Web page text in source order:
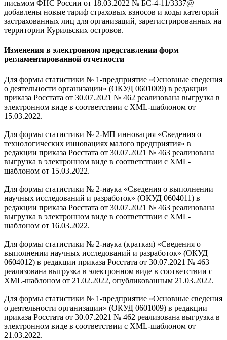
письмом ФНС России от 18.03.2022 № БС-4-11/3337@
добавлены новые тариф страховых взносов и коды категорий
застрахованных лиц для организаций, зарегистрированных на
территории Курильских островов.
Изменения в электронном представлении форм
регламентированной отчетности
Для формы статистики № 1-предприятие «Основные сведения
о деятельности организации» (ОКУД 0601009) в редакции
приказа Росстата от 30.07.2021 № 462 реализована выгрузка в
электронном виде в соответствии с XML-шаблоном от
15.03.2022.
Для формы статистики № 2-МП инновация «Сведения о
технологических инновациях малого предприятия» в
редакции приказа Росстата от 30.07.2021 № 463 реализована
выгрузка в электронном виде в соответствии с XML-
шаблоном от 15.03.2022.
Для формы статистики № 2-наука «Сведения о выполнении
научных исследований и разработок» (ОКУД 0604011) в
редакции приказа Росстата от 30.07.2021 № 463 реализована
выгрузка в электронном виде в соответствии с XML-
шаблоном от 16.03.2022.
Для формы статистики № 2-наука (краткая) «Сведения о
выполнении научных исследований и разработок» (ОКУД
0604012) в редакции приказа Росстата от 30.07.2021 № 463
реализована выгрузка в электронном виде в соответствии с
XML-шаблоном от 21.02.2022, опубликованным 21.03.2022.
Для формы статистики № 1-предприятие «Основные сведения
о деятельности организации» (ОКУД 0601009) в редакции
приказа Росстата от 30.07.2021 № 462 реализована выгрузка в
электронном виде в соответствии с XML-шаблоном от
21.03.2022.